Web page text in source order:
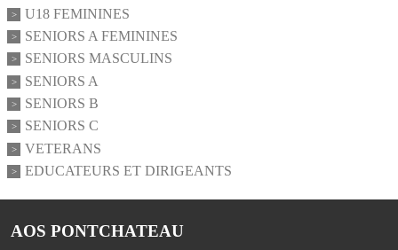
U18 FEMININES
SENIORS A FEMININES
SENIORS MASCULINS
SENIORS A
SENIORS B
SENIORS C
VETERANS
EDUCATEURS ET DIRIGEANTS
AOS PONTCHATEAU